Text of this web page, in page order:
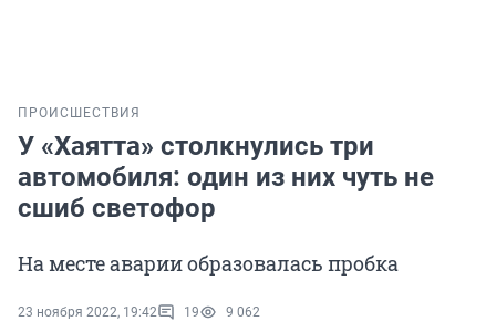
ПРОИСШЕСТВИЯ
У «Хаятта» столкнулись три
автомобиля: один из них чуть не
сшиб светофор
На месте аварии образовалась пробка
23 ноября 2022, 19:42 19 9 062